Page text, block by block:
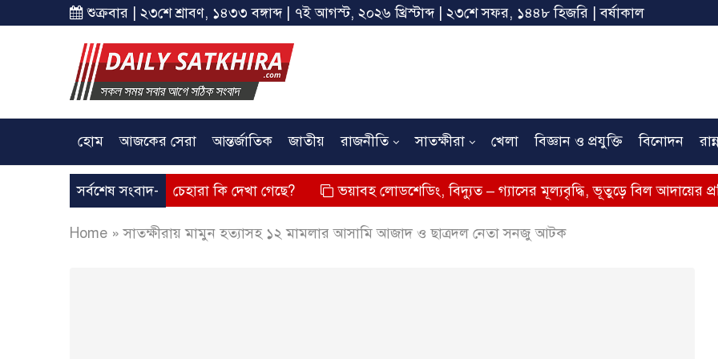
শুক্রবার | ২৩শে শ্রাবণ, ১৪৩৩ বঙ্গাব্দ | ৭ই আগস্ট, ২০২৬ খ্রিস্টাব্দ | ২৩শে সফর, ১৪৪৮ হিজরি | বর্ষাকাল
হোম আজকের সেরা আন্তর্জাতিক জাতীয় রাজনীতি সাতক্ষীরা খেলা বিজ্ঞান ও প্রযুক্তি বিনোদন
সর্বশেষ সংবাদ-
দিয়েছে? তার চেহারা কি দেখা গেছে? ভয়াবহ লোডশেডিং, বিদ্যুত – গ্যাসের মূল্যবৃদ্ধি, ভূতুড়ে বিল আদায়ের প্রতিবাদে
Home »সাতক্ষীরায় মামুন হত্যাসহ ১২ মামলার আসামি আজাদ ও ছাত্রদল নেতা সনজু আটক